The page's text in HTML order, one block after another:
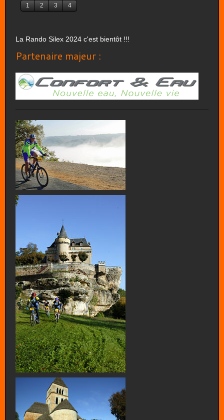
La Rando Silex 2024 c'est bientôt !!!
Partenaire majeur :
1 2 3 4